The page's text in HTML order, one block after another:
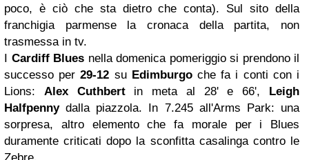
poco, è ciò che sta dietro che conta). Sul sito della
franchigia parmense la cronaca della partita, non
trasmessa in tv.
I CardiffBlues nella domenica pomeriggio si prendono il
successo per29-12 su Edimburgoche fa i conti con i
Lions: Alex Cuthbertin meta al 28' e 66', Leigh
Halfpennydalla piazzola. In 7.245 all'Arms Park: una
sorpresa, altro elemento che fa morale per i Blues
duramente criticati dopo la sconfitta casalinga contro le